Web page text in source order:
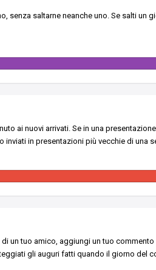
senza saltarne neanche uno. Se salti un
ai nuovi arrivati. Se in una
in presentazioni più vecchie di una
un tuo amico, aggiungi un tuo
gli auguri fatti quando il giorno del